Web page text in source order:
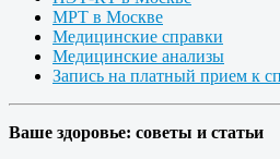
МРТ в Москве
Медицинские справки
Медицинские анализы
Запись на платный прием к
Ваше здоровье: советы и статьи